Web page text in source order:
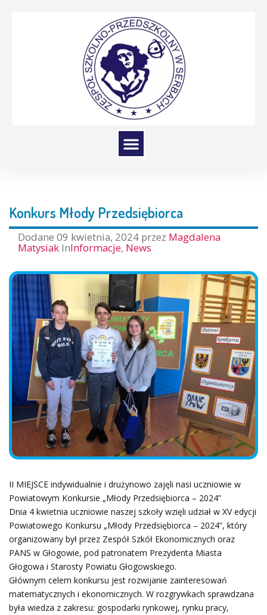
Konkurs Młody Przedsiębiorca
Dodane 09 kwietnia, 2024 przez Magdalena
Matysiak InInformacje, News
II MIEJSCE indywidualnie i drużynowo zajęli nasi uczniowie w
Powiatowym Konkursie „Młody Przedsiębiorca – 2024”
Dnia 4 kwietnia uczniowie naszej szkoły wzięli udział w XV edycji
Powiatowego Konkursu „Młody Przedsiębiorca – 2024”, który
organizowany był przez Zespół Szkół Ekonomicznych oraz
PANS w Głogowie, pod patronatem Prezydenta Miasta
Głogowa i Starosty Powiatu Głogowskiego.
Głównym celem konkursu jest rozwijanie zainteresowań
matematycznych i ekonomicznych. W rozgrywkach sprawdzana
była wiedza z zakresu: gospodarki rynkowej, rynku pracy,